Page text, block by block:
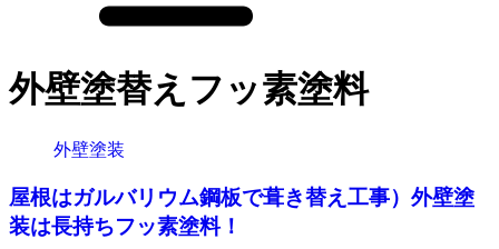
外壁塗替えフッ素塗料
外壁塗装
屋根はガルバリウム鋼板で葺き替え工事）外壁塗
装は長持ちフッ素塗料！